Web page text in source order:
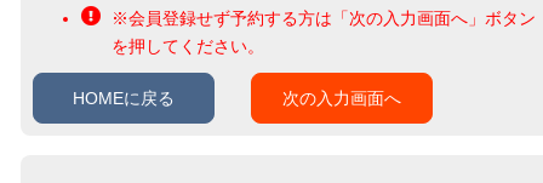
会員登録せず予約する方は「次の入力画面へ」ボタン
を押してください。
HOMEに戻る 次の入力画面へ